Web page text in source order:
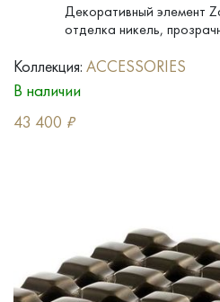
Декоративный элемент
отделка никель,
Коллекция: ACCESSORIES
В наличии
43 400 ₽